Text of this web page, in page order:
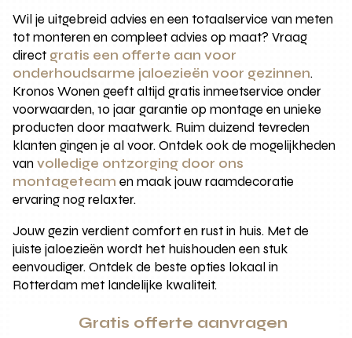
Wil je uitgebreid advies en een totaalservice van meten
tot monteren en compleet advies op maat? Vraag
direct gratis een offerte aan voor
onderhoudsarme jaloezieën voor gezinnen.
Kronos Wonen geeft altijd gratis inmeetservice onder
voorwaarden, 10 jaar garantie op montage en unieke
producten door maatwerk. Ruim duizend tevreden
klanten gingen je al voor. Ontdek ook de mogelijkheden
vanvolledige ontzorging door ons
montageteam en maak jouw raamdecoratie
ervaring nog relaxter.
Jouw gezin verdient comfort en rust in huis. Met de
juiste jaloezieën wordt het huishouden een stuk
eenvoudiger. Ontdek de beste opties lokaal in
Rotterdam met landelijke kwaliteit.
Gratis offerte aanvragen